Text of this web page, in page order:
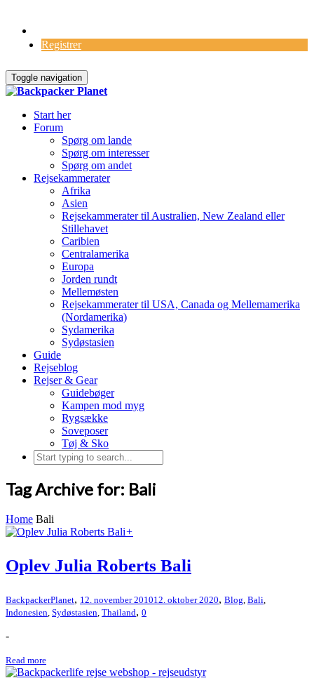
Registrer
Toggle navigation
Start her
Forum
Spørg om lande
Spørg om interesser
Spørg om andet
Rejsekammerater
Afrika
Asien
Rejsekammerater til Australien, New Zealand eller
Stillehavet
Caribien
Centralamerika
Europa
Jorden rundt
Mellemøsten
Rejsekammerater til USA, Canada og Mellemamerika
(Nordamerika)
Sydamerika
Sydøstasien
Guide
Rejseblog
Rejser & Gear
Guidebøger
Kampen mod myg
Rygsække
Soveposer
Tøj & Sko
Tag Archive for: Bali
Home Bali
+
Oplev Julia Roberts Bali
BackpackerPlanet, 12. november 201012. oktober 2020, Blog Bali
Indonesien Sydøstasien Thailand, 0
-
Read more